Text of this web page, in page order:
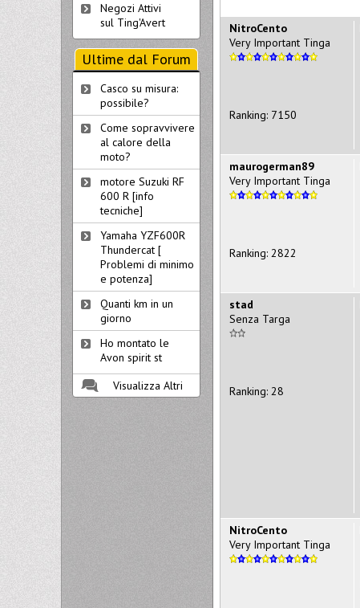
NitroCento
Very Important Tinga
Ranking: 7150
maurogerman89
Very Important Tinga
Ranking: 2822
stad
Senza Targa
Ranking: 28
NitroCento
Very Important Tinga
Negozi Attivi
sul Ting'Avert
Ultime dal Forum
Casco su misura:
possibile?
Come sopravvivere
al calore della
moto?
motore Suzuki RF
600 R [info
tecniche]
Yamaha YZF600R
Thundercat [
Problemi di minimo
e potenza]
Quanti km in un
giorno
Ho montato le
Avon spirit st
Visualizza Altri